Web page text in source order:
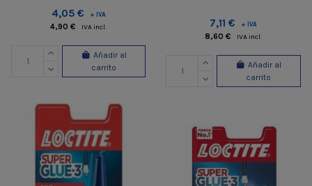
4,05 € + IVA
4,90 € IVA incl.
Añadir al
carrito
7,11 € + IVA
8,60 € IVA incl.
Añadir al
carrito